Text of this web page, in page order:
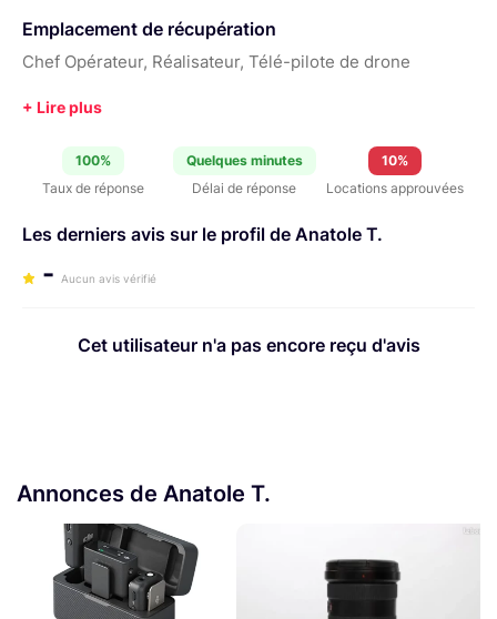
Emplacement de récupération
Chef Opérateur, Réalisateur, Télé-pilote de drone
100%
Taux de réponse
Quelques minutes
Délai de réponse
10%
Locations approuvées
Les derniers avis sur le profil de Anatole T.
- Aucun avis vérifié
Cet utilisateur n'a pas encore reçu d'avis
Annonces de Anatole T.